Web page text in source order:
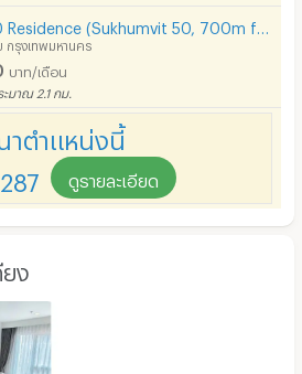
กรุงเทพมหานคร
บาท/เดือน
ะมาณ 2.1 กม.
าตำแหน่งนี้
ดูรายละเอียด
ยง